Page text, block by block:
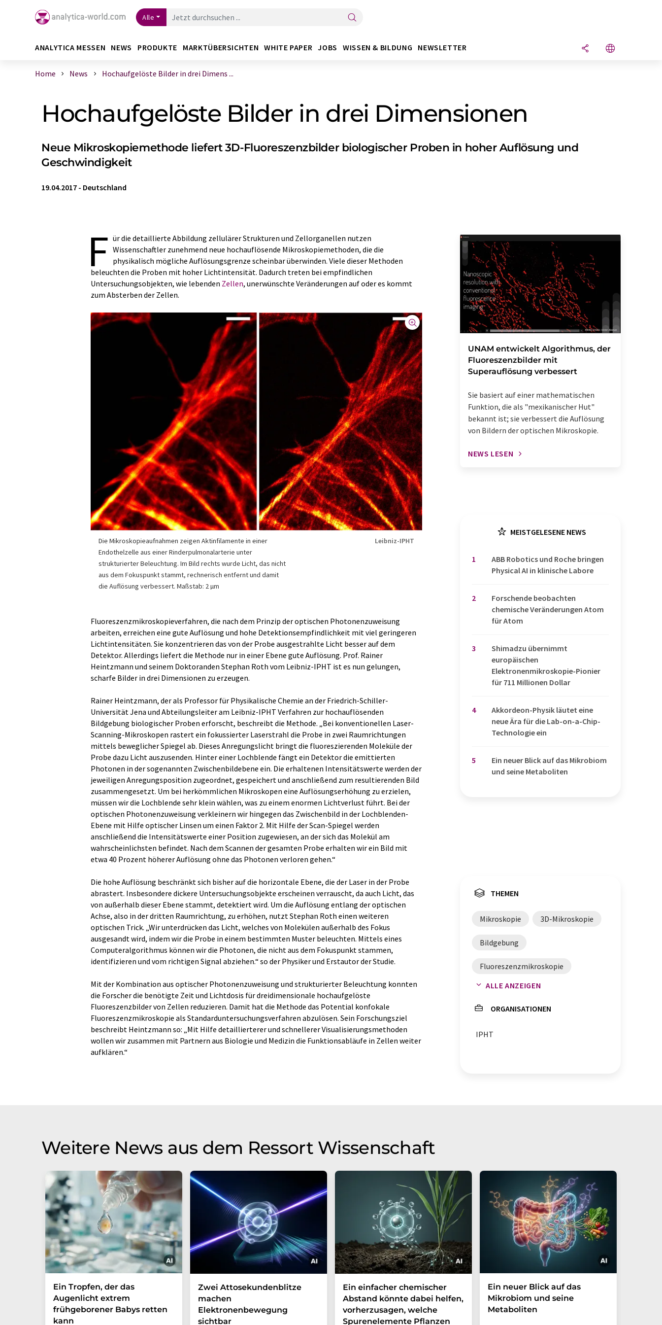
Alle
ANALYTICA MESSEN NEWS PRODUKTE MARKTÜBERSICHTEN WHITE PAPER JOBS WISSEN & BILDUNG NEWSLETTER
Home News Hochaufgelöste Bilder in drei Dimens ...
Hochaufgelöste Bilder in drei Dimensionen
Neue Mikroskopiemethode liefert 3D-Fluoreszenzbilder biologischer Proben in hoher Auflösung und
Geschwindigkeit
19.04.2017 - Deutschland
F ür die detaillierte Abbildung zellulärer Strukturen und Zellorganellen nutzen
Wissenschaftler zunehmend neue hochauflösende Mikroskopiemethoden, die die
physikalisch mögliche Auflösungsgrenze scheinbar überwinden. Viele dieser Methoden
beleuchten die Proben mit hoher Lichtintensität. Dadurch treten bei empfindlichen
Untersuchungsobjekten, wie lebenden Zellen, unerwünschte Veränderungen auf oder es kommt
zum Absterben der Zellen.
Die Mikroskopieaufnahmen zeigen Aktinfilamente in einer
Endothelzelle aus einer Rinderpulmonalarterie unter
strukturierter Beleuchtung. Im Bild rechts wurde Licht, das nicht
aus dem Fokuspunkt stammt, rechnerisch entfernt und damit
die Auflösung verbessert. Maßstab: 2 µm
Leibniz-IPHT
Fluoreszenzmikroskopieverfahren, die nach dem Prinzip der optischen Photonenzuweisung
arbeiten, erreichen eine gute Auflösung und hohe Detektionsempfindlichkeit mit viel geringeren
Lichtintensitäten. Sie konzentrieren das von der Probe ausgestrahlte Licht besser auf dem
Detektor. Allerdings liefert die Methode nur in einer Ebene gute Auflösung. Prof. Rainer
Heintzmann und seinem Doktoranden Stephan Roth vom Leibniz-IPHT ist es nun gelungen,
scharfe Bilder in drei Dimensionen zu erzeugen.
Rainer Heintzmann, der als Professor für Physikalische Chemie an der Friedrich-Schiller-
Universität Jena und Abteilungsleiter am Leibniz-IPHT Verfahren zur hochauflösenden
Bildgebung biologischer Proben erforscht, beschreibt die Methode. „Bei konventionellen Laser-
Scanning-Mikroskopen rastert ein fokussierter Laserstrahl die Probe in zwei Raumrichtungen
mittels beweglicher Spiegel ab. Dieses Anregungslicht bringt die fluoreszierenden Moleküle der
Probe dazu Licht auszusenden. Hinter einer Lochblende fängt ein Detektor die emittierten
Photonen in der sogenannten Zwischenbildebene ein. Die erhaltenen Intensitätswerte werden der
jeweiligen Anregungsposition zugeordnet, gespeichert und anschließend zum resultierenden Bild
zusammengesetzt. Um bei herkömmlichen Mikroskopen eine Auflösungserhöhung zu erzielen,
müssen wir die Lochblende sehr klein wählen, was zu einem enormen Lichtverlust führt. Bei der
optischen Photonenzuweisung verkleinern wir hingegen das Zwischenbild in der Lochblenden-
Ebene mit Hilfe optischer Linsen um einen Faktor 2. Mit Hilfe der Scan-Spiegel werden
anschließend die Intensitätswerte einer Position zugewiesen, an der sich das Molekül am
wahrscheinlichsten befindet. Nach dem Scannen der gesamten Probe erhalten wir ein Bild mit
etwa 40 Prozent höherer Auflösung ohne das Photonen verloren gehen.“
Die hohe Auflösung beschränkt sich bisher auf die horizontale Ebene, die der Laser in der Probe
abrastert. Insbesondere dickere Untersuchungsobjekte erscheinen verrauscht, da auch Licht, das
von außerhalb dieser Ebene stammt, detektiert wird. Um die Auflösung entlang der optischen
Achse, also in der dritten Raumrichtung, zu erhöhen, nutzt Stephan Roth einen weiteren
optischen Trick. „Wir unterdrücken das Licht, welches von Molekülen außerhalb des Fokus
ausgesandt wird, indem wir die Probe in einem bestimmten Muster beleuchten. Mittels eines
Computeralgorithmus können wir die Photonen, die nicht aus dem Fokuspunkt stammen,
identifizieren und vom richtigen Signal abziehen.“ so der Physiker und Erstautor der Studie.
Mit der Kombination aus optischer Photonenzuweisung und strukturierter Beleuchtung konnten
die Forscher die benötigte Zeit und Lichtdosis für dreidimensionale hochaufgelöste
Fluoreszenzbilder von Zellen reduzieren. Damit hat die Methode das Potential konfokale
Fluoreszenzmikroskopie als Standarduntersuchungsverfahren abzulösen. Sein Forschungsziel
beschreibt Heintzmann so: „Mit Hilfe detaillierterer und schnellerer Visualisierungsmethoden
wollen wir zusammen mit Partnern aus Biologie und Medizin die Funktionsabläufe in Zellen weiter
aufklären.“
UNAM entwickelt Algorithmus, der
Fluoreszenzbilder mit
Superauflösung verbessert
Sie basiert auf einer mathematischen
Funktion, die als "mexikanischer Hut"
bekannt ist; sie verbessert die Auflösung
von Bildern der optischen Mikroskopie.
NEWS LESEN
MEISTGELESENE NEWS
1
​​​​​​​ABB Robotics und Roche bringen
Physical AI in klinische Labore
2
Forschende beobachten
chemische Veränderungen Atom
für Atom
3
Shimadzu übernimmt
europäischen
Elektronenmikroskopie-Pionier
für 711 Millionen Dollar
4
Akkordeon-Physik läutet eine
neue Ära für die Lab-on-a-Chip-
Technologie ein
5
Ein neuer Blick auf das Mikrobiom
und seine Metaboliten
THEMEN
Mikroskopie 3D-Mikroskopie
Bildgebung
Fluoreszenzmikroskopie
Zellen
ALLE ANZEIGEN
ORGANISATIONEN
IPHT
Weitere News aus dem Ressort Wissenschaft
Ein Tropfen, der das
Augenlicht extrem
frühgeborener Babys retten
kann
Zwei Attosekundenblitze
machen
Elektronenbewegung
sichtbar
Ein einfacher chemischer
Abstand könnte dabei helfen,
vorherzusagen, welche
Spurenelemente Pflanzen
Ein neuer Blick auf das
Mikrobiom und seine
Metaboliten